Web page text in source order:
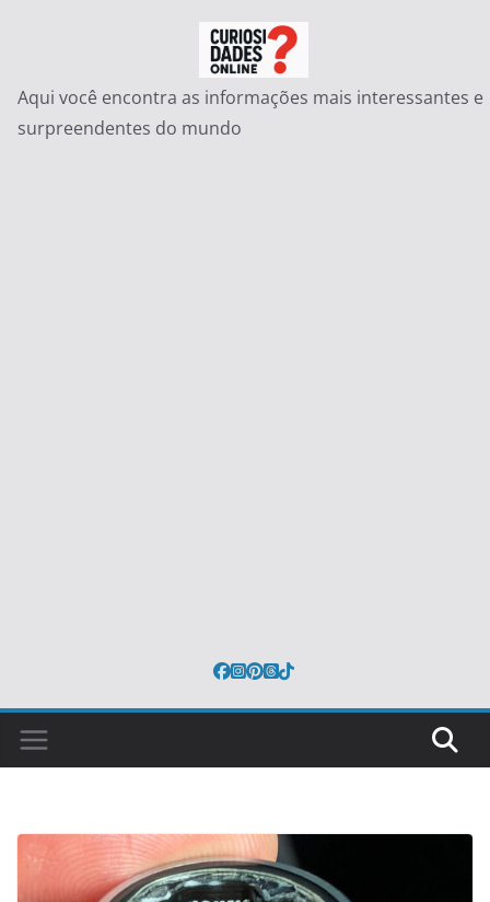
conteúdo
Aqui você encontra as informações mais interessantes e
surpreendentes do mundo